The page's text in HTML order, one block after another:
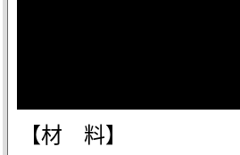
【材 料】